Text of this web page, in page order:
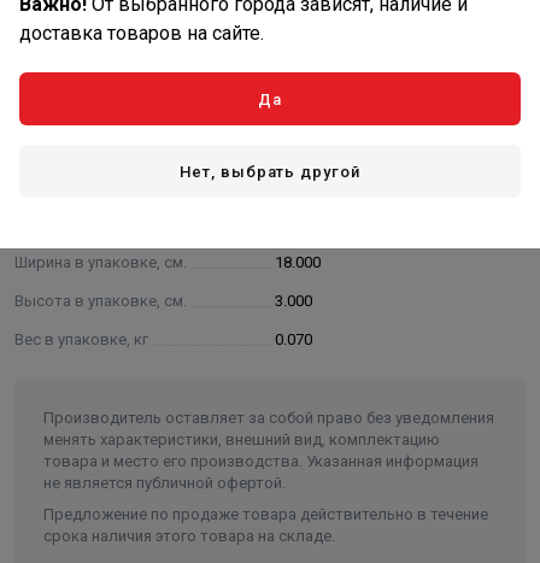
украшена яркой аппликацией. Такая шапка будет и
удобным банным аксессуаром, и оригинальным
атрибутом праздничной вечеринки
Характеристики
Ширина в упаковке, см. 18.000
Высота в упаковке, см. 3.000
Вес в упаковке, кг 0.070
Производитель оставляет за собой право без уведомления
менять характеристики, внешний вид, комплектацию
товара и место его производства. Указанная информация
не является публичной офертой.
Предложение по продаже товара действительно в течение
срока наличия этого товара на складе.
доставка товаров на сайте.
Да
Нет, выбрать другой